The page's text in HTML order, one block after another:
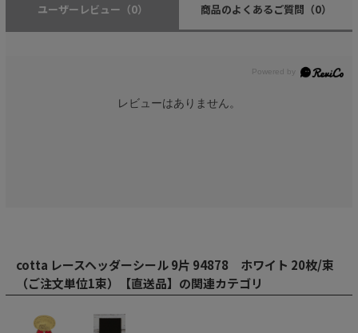
ユーザーレビュー （0） 商品のよくあるご質問 （0）
レビューはありません。
cotta レースヘッダーシール 9片 94878 ホワイト 20枚/束
（ご注文単位1束）【直送品】の関連カテゴリ